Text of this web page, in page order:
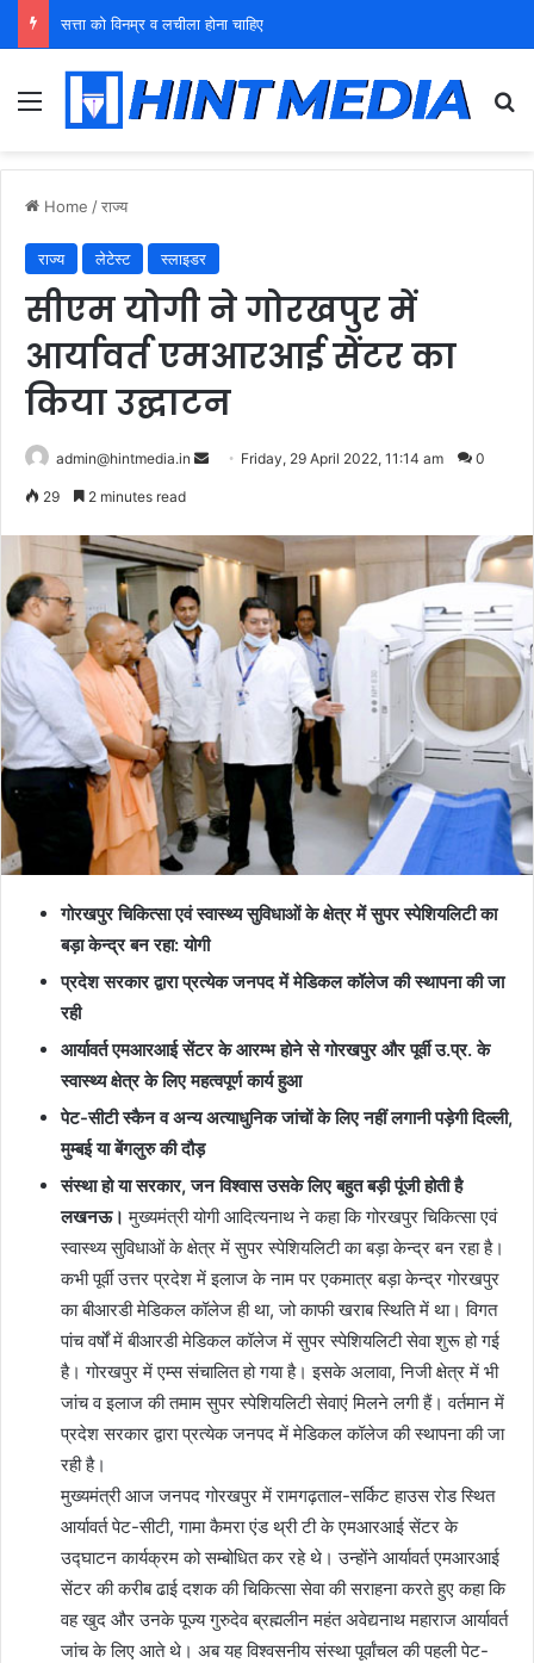
युवा शक्ति को पहचाने बूढ़ा नेतृत्व
Menu
Home /राज्य
राज्य लेटेस्ट स्लाइडर
सीएम योगी ने गोरखपुर में
आर्यावर्त एमआरआई सेंटर का
किया उद्घाटन
admin@hintmedia.in
Send Friday, 29 April 2022, 11:14 am 0
29 2 minutes read
गोरखपुर चिकित्सा एवं स्वास्थ्य सुविधाओं के क्षेत्र में सुपर स्पेशियलिटी का
बड़ा केन्द्र बन रहा: योगी
प्रदेश सरकार द्वारा प्रत्येक जनपद में मेडिकल कॉलेज की स्थापना की जा
रही
आर्यावर्त एमआरआई सेंटर के आरम्भ होने से गोरखपुर और पूर्वी उ.प्र. के
स्वास्थ्य क्षेत्र के लिए महत्वपूर्ण कार्य हुआ
पेट-सीटी स्कैन व अन्य अत्याधुनिक जांचों के लिए नहीं लगानी पड़ेगी दिल्ली,
मुम्बई या बेंगलुरु की दौड़
संस्था हो या सरकार, जन विश्वास उसके लिए बहुत बड़ी पूंजी होती है
लखनऊ।मुख्यमंत्री योगी आदित्यनाथ ने कहा कि गोरखपुर चिकित्सा एवं
स्वास्थ्य सुविधाओं के क्षेत्र में सुपर स्पेशियलिटी का बड़ा केन्द्र बन रहा है।
कभी पूर्वी उत्तर प्रदेश में इलाज के नाम पर एकमात्र बड़ा केन्द्र गोरखपुर
का बीआरडी मेडिकल कॉलेज ही था, जो काफी खराब स्थिति में था। विगत
पांच वर्षों में बीआरडी मेडिकल कॉलेज में सुपर स्पेशियलिटी सेवा शुरू हो गई
है। गोरखपुर में एम्स संचालित हो गया है। इसके अलावा, निजी क्षेत्र में भी
जांच व इलाज की तमाम सुपर स्पेशियलिटी सेवाएं मिलने लगी हैं। वर्तमान में
प्रदेश सरकार द्वारा प्रत्येक जनपद में मेडिकल कॉलेज की स्थापना की जा
रही है।
मुख्यमंत्री आज जनपद गोरखपुर में रामगढ़ताल-सर्किट हाउस रोड स्थित
आर्यावर्त पेट-सीटी, गामा कैमरा एंड थ्री टी के एमआरआई सेंटर के
उद्घाटन कार्यक्रम को सम्बोधित कर रहे थे। उन्होंने आर्यावर्त एमआरआई
सेंटर की करीब ढाई दशक की चिकित्सा सेवा की सराहना करते हुए कहा कि
वह खुद और उनके पूज्य गुरुदेव ब्रह्मलीन महंत अवेद्यनाथ महाराज आर्यावर्त
जांच के लिए आते थे। अब यह विश्वसनीय संस्था पूर्वांचल की पहली पेट-